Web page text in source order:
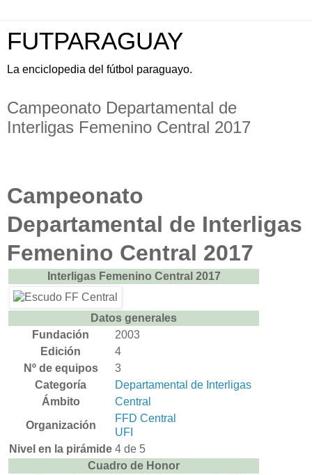
FUTPARAGUAY
La enciclopedia del fútbol paraguayo.
Campeonato Departamental de
Interligas Femenino Central 2017
Campeonato
Departamental de Interligas
Femenino Central 2017
Interligas Femenino Central 2017
Datos generales
Fundación
2003
Edición
4
Nº de equipos
3
Categoría
Departamental de Interligas
Ámbito
Central
Organización
FFD Central
UFI
Nivel en la pirámide 4 de 5
Cuadro de Honor